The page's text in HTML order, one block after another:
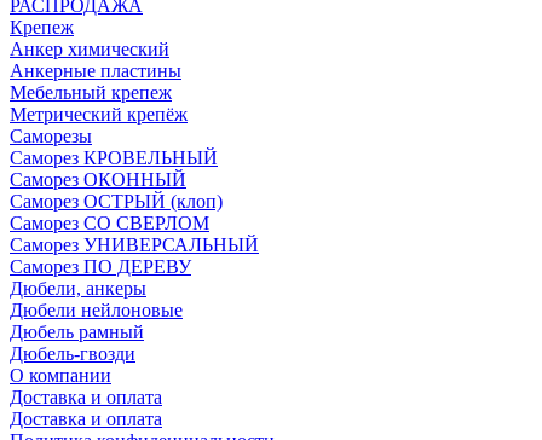
РАСПРОДАЖА
Крепеж
Анкер химический
Анкерные пластины
Мебельный крепеж
Метрический крепёж
Саморезы
Саморез КРОВЕЛЬНЫЙ
Саморез ОКОННЫЙ
Саморез ОСТРЫЙ (клоп)
Саморез СО СВЕРЛОМ
Саморез УНИВЕРСАЛЬНЫЙ
Саморез ПО ДЕРЕВУ
Дюбели, анкеры
Дюбели нейлоновые
Дюбель рамный
Дюбель-гвозди
О компании
Доставка и оплата
Доставка и оплата